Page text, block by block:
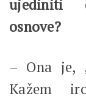
ujediniti
osnove?
– Ona je,
Kažem